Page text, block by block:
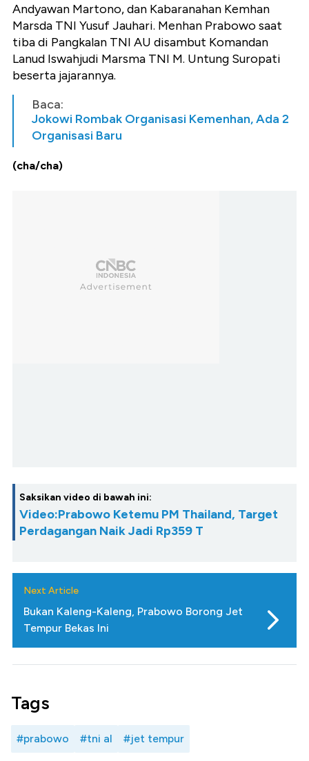
Andyawan Martono, dan Kabaranahan Kemhan
Marsda TNI Yusuf Jauhari. Menhan Prabowo saat
tiba di Pangkalan TNI AU disambut Komandan
Lanud Iswahjudi Marsma TNI M. Untung Suropati
beserta jajarannya.
Baca:
Jokowi Rombak Organisasi Kemenhan, Ada 2
Organisasi Baru
(cha/cha)
Saksikan video di bawah ini:
Video:Prabowo Ketemu PM Thailand, Target
Perdagangan Naik Jadi Rp359 T
Next Article
Bukan Kaleng-Kaleng, Prabowo Borong Jet
Tempur Bekas Ini
Tags
#prabowo #tni al #jet tempur